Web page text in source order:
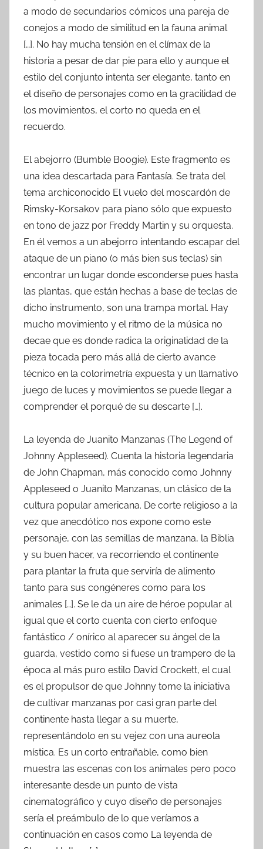
a modo de secundarios cómicos una pareja de
conejos a modo de similitud en la fauna animal
[…]. No hay mucha tensión en el clímax de la
historia a pesar de dar pie para ello y aunque el
estilo del conjunto intenta ser elegante, tanto en
el diseño de personajes como en la gracilidad de
los movimientos, el corto no queda en el
recuerdo.
El abejorro (Bumble Boogie). Este fragmento es
una idea descartada para Fantasía. Se trata del
tema archiconocido El vuelo del moscardón de
Rimsky-Korsakov para piano sólo que expuesto
en tono de jazz por Freddy Martin y su orquesta.
En él vemos a un abejorro intentando escapar del
ataque de un piano (o más bien sus teclas) sin
encontrar un lugar donde esconderse pues hasta
las plantas, que están hechas a base de teclas de
dicho instrumento, son una trampa mortal. Hay
mucho movimiento y el ritmo de la música no
decae que es donde radica la originalidad de la
pieza tocada pero más allá de cierto avance
técnico en la colorimetría expuesta y un llamativo
juego de luces y movimientos se puede llegar a
comprender el porqué de su descarte […].
La leyenda de Juanito Manzanas (The Legend of
Johnny Appleseed). Cuenta la historia legendaria
de John Chapman, más conocido como Johnny
Appleseed o Juanito Manzanas, un clásico de la
cultura popular americana. De corte religioso a la
vez que anecdótico nos expone como este
personaje, con las semillas de manzana, la Biblia
y su buen hacer, va recorriendo el continente
para plantar la fruta que serviría de alimento
tanto para sus congéneres como para los
animales […]. Se le da un aire de héroe popular al
igual que el corto cuenta con cierto enfoque
fantástico / onírico al aparecer su ángel de la
guarda, vestido como si fuese un trampero de la
época al más puro estilo David Crockett, el cual
es el propulsor de que Johnny tome la iniciativa
de cultivar manzanas por casi gran parte del
continente hasta llegar a su muerte,
representándolo en su vejez con una aureola
mística. Es un corto entrañable, como bien
muestra las escenas con los animales pero poco
interesante desde un punto de vista
cinematográfico y cuyo diseño de personajes
sería el preámbulo de lo que veríamos a
continuación en casos como La leyenda de